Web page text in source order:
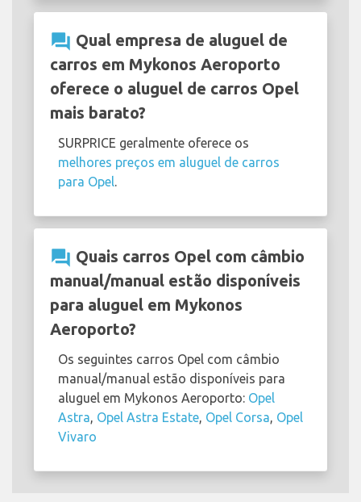
question_answer Qual empresa de aluguel de
carros em Mykonos Aeroporto
oferece o aluguel de carros Opel
mais barato?
SURPRICE geralmente oferece os
melhores preços em aluguel de carros
para Opel.
question_answer Quais carros Opel com câmbio
manual/manual estão disponíveis
para aluguel em Mykonos
Aeroporto?
Os seguintes carros Opel com câmbio
manual/manual estão disponíveis para
aluguel em Mykonos Aeroporto: Opel
Astra, Opel Astra Estate, Opel Corsa, Opel
Vivaro